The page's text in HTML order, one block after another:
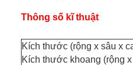
Thông số kĩ thuật
Kích thước (rộng x sâu x
Kích thước khoang (rộng